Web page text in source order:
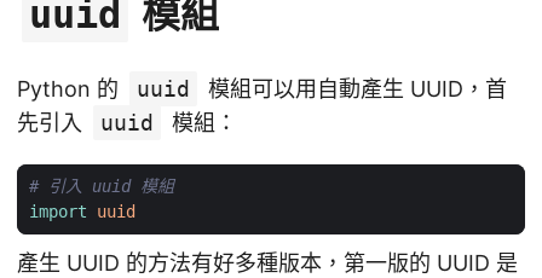
uuid 模組
Python 的 uuid
模組可以用自動產生 UUID，首
先引入
uuid 模組：
# 引入 uuid 模組
import
uuid
產生 UUID 的方法有好多種版本，第一版的 UUID 是